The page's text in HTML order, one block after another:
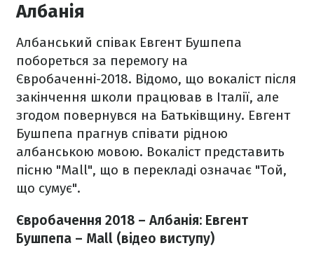
Албанія
Албанський співак Евгент Бушпепа
побореться за перемогу на
Євробаченні-2018. Відомо, що вокаліст після
закінчення школи працював в Італії, але
згодом повернувся на Батьківщину. Евгент
Бушпепа прагнув співати рідною
албанською мовою. Вокаліст представить
пісню "Mall", що в перекладі означає "Той,
що сумує".
Євробачення 2018 – Албанія: Евгент
Бушпепа – Mall (відео виступу)